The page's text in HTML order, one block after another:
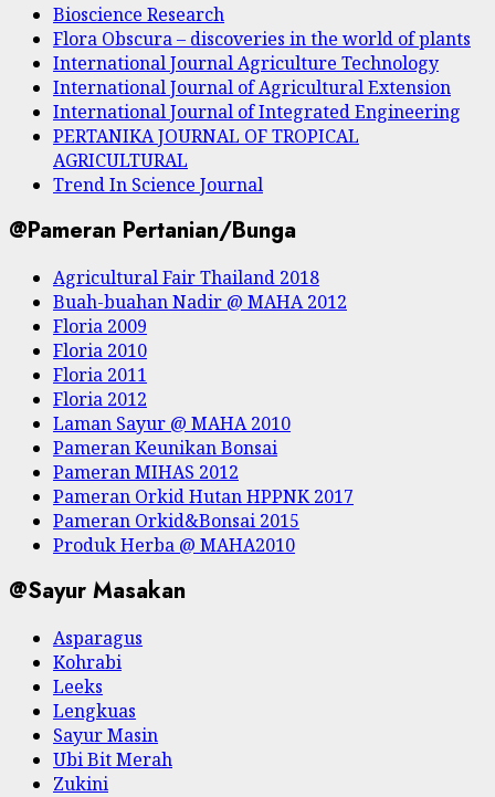
Bioscience Research
Flora Obscura – discoveries in the world of plants
International Journal Agriculture Technology
International Journal of Agricultural Extension
International Journal of Integrated Engineering
PERTANIKA JOURNAL OF TROPICAL
AGRICULTURAL
Trend In Science Journal
@Pameran Pertanian/Bunga
Agricultural Fair Thailand 2018
Buah-buahan Nadir @ MAHA 2012
Floria 2009
Floria 2010
Floria 2011
Floria 2012
Laman Sayur @ MAHA 2010
Pameran Keunikan Bonsai
Pameran MIHAS 2012
Pameran Orkid Hutan HPPNK 2017
Pameran Orkid&Bonsai 2015
Produk Herba @ MAHA2010
@Sayur Masakan
Asparagus
Kohrabi
Leeks
Lengkuas
Sayur Masin
Ubi Bit Merah
Zukini